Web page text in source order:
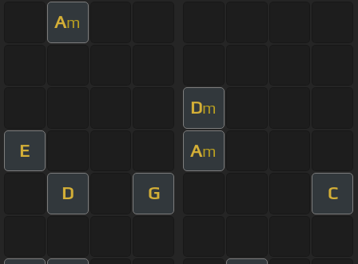
Am
Dm
E Am
D G C